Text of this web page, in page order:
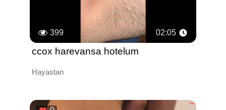
399 02:05
ccox harevansa hotelum
Hayastan